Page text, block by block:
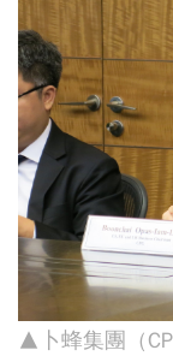
▲卜蜂集團（